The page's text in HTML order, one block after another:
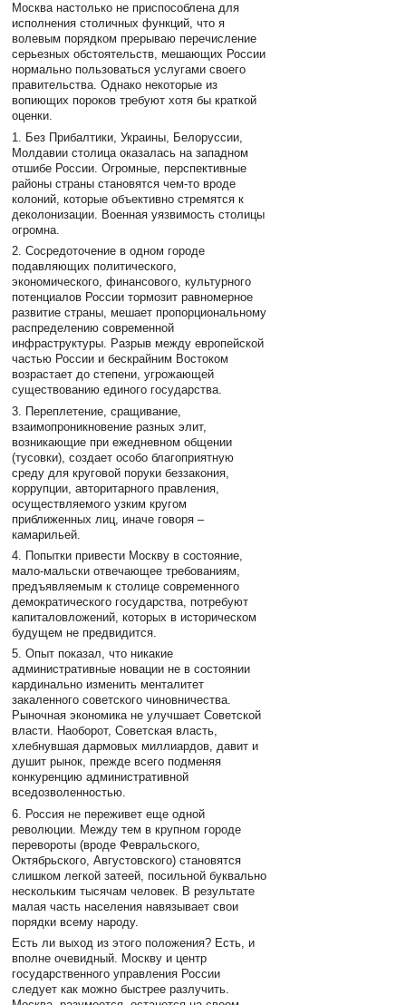
Москва настолько не приспособлена для
исполнения столичных функций, что я
волевым порядком прерываю перечисление
серьезных обстоятельств, мешающих России
нормально пользоваться услугами своего
правительства. Однако некоторые из
вопиющих пороков требуют хотя бы краткой
оценки.
1. Без Прибалтики, Украины, Белоруссии,
Молдавии столица оказалась на западном
отшибе России. Огромные, перспективные
районы страны становятся чем-то вроде
колоний, которые объективно стремятся к
деколонизации. Военная уязвимость столицы
огромна.
2. Сосредоточение в одном городе
подавляющих политического,
экономического, финансового, культурного
потенциалов России тормозит равномерное
развитие страны, мешает пропорциональному
распределению современной
инфраструктуры. Разрыв между европейской
частью России и бескрайним Востоком
возрастает до степени, угрожающей
существованию единого государства.
3. Переплетение, сращивание,
взаимопроникновение разных элит,
возникающие при ежедневном общении
(тусовки), создает особо благоприятную
среду для круговой поруки беззакония,
коррупции, авторитарного правления,
осуществляемого узким кругом
приближенных лиц, иначе говоря –
камарильей.
4. Попытки привести Москву в состояние,
мало-мальски отвечающее требованиям,
предъявляемым к столице современного
демократического государства, потребуют
капиталовложений, которых в историческом
будущем не предвидится.
5. Опыт показал, что никакие
административные новации не в состоянии
кардинально изменить менталитет
закаленного советского чиновничества.
Рыночная экономика не улучшает Советской
власти. Наоборот, Советская власть,
хлебнувшая дармовых миллиардов, давит и
душит рынок, прежде всего подменяя
конкуренцию административной
вседозволенностью.
6. Россия не переживет еще одной
революции. Между тем в крупном городе
перевороты (вроде Февральского,
Октябрьского, Августовского) становятся
слишком легкой затеей, посильной буквально
нескольким тысячам человек. В результате
малая часть населения навязывает свои
порядки всему народу.
Есть ли выход из этого положения? Есть, и
вполне очевидный. Москву и центр
государственного управления России
следует как можно быстрее разлучить.